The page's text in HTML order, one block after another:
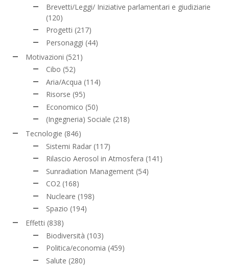
Brevetti/Leggi/ Iniziative parlamentari e giudiziarie
(120)
Progetti (217)
Personaggi (44)
Motivazioni (521)
Cibo (52)
Aria/Acqua (114)
Risorse (95)
Economico (50)
(Ingegneria) Sociale (218)
Tecnologie (846)
Sistemi Radar (117)
Rilascio Aerosol in Atmosfera (141)
Sunradiation Management (54)
CO2 (168)
Nucleare (198)
Spazio (194)
Effetti (838)
Biodiversità (103)
Politica/economia (459)
Salute (280)